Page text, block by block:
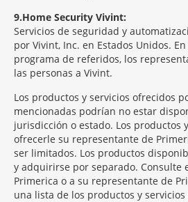
9 Home Security Vivint:
Servicios de seguridad y
por Vivint, Inc. en Estados Unidos.
programa de referidos, los
las personas a Vivint.
Los productos y servicios ofrecidos
mencionadas podrían no estar
jurisdicción o estado. Los productos
ofrecerle su representante de
ser limitados. Los productos
y adquirirse por separado. Consulte
Primerica o a su representante de
una lista de los productos y